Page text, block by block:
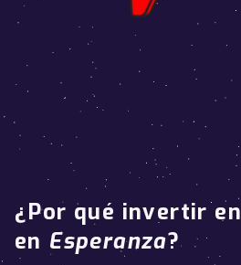
¿Por qué invertir en
en Esperanza?